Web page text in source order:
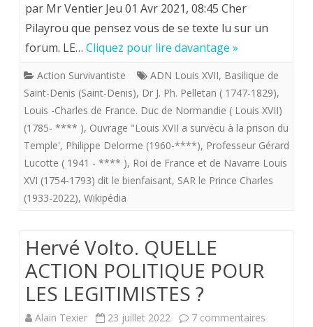
il
au
Temple
?
par Mr Ventier Jeu 01 Avr 2021, 08:45 Cher
Pilayrou que pensez vous de se texte lu sur un
forum. LE… Cliquez pour lire davantage »
Action Survivantiste ADN Louis XVII, Basilique de
Saint-Denis (Saint-Denis), Dr J. Ph. Pelletan ( 1747-1829),
Louis -Charles de France. Duc de Normandie ( Louis XVII)
(1785- **** ), Ouvrage "Louis XVII a survécu à la prison du
Temple', Philippe Delorme (1960-****), Professeur Gérard
Lucotte ( 1941 - **** ), Roi de France et de Navarre Louis
XVI (1754-1793) dit le bienfaisant, SAR le Prince Charles
(1933-2022), Wikipédia
Hervé Volto. QUELLE
ACTION POLITIQUE POUR
LES LEGITIMISTES ?
Alain Texier 23 juillet 2022 7 commentaires